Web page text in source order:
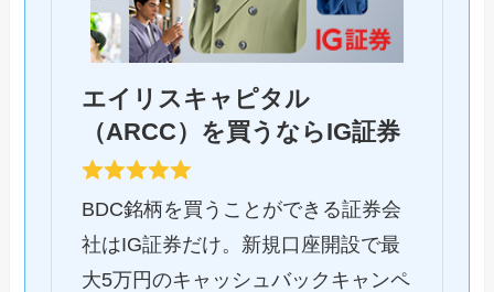
エイリスキャピタル
（ARCC）を買うならIG証券
BDC銘柄を買うことができる証券会
社はIG証券だけ。新規口座開設で最
大5万円のキャッシュバックキャンペ